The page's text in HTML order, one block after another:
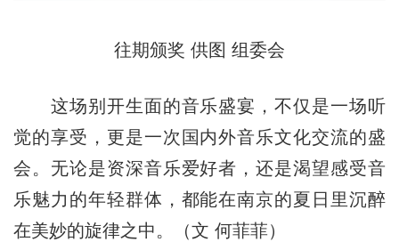
往期颁奖 供图 组委会
这场别开生面的音乐盛宴，不仅是一场听
觉的享受，更是一次国内外音乐文化交流的盛
会。无论是资深音乐爱好者，还是渴望感受音
乐魅力的年轻群体，都能在南京的夏日里沉醉
在美妙的旋律之中。（文 何菲菲）